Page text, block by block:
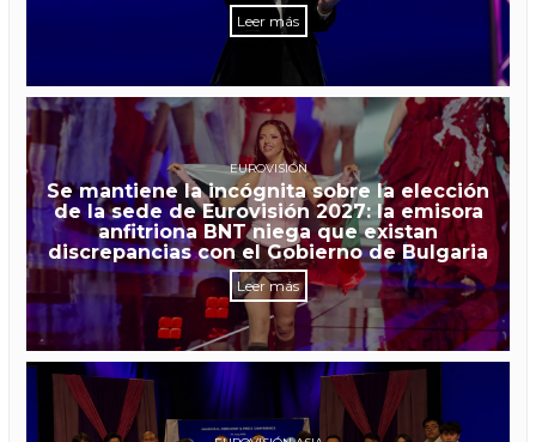
Leer más
EUROVISIÓN
Se mantiene la incógnita sobre la elección
de la sede de Eurovisión 2027: la emisora
anfitriona BNT niega que existan
discrepancias con el Gobierno de Bulgaria
Leer más